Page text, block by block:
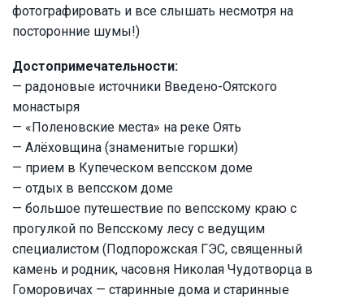
фотографировать и все слышать несмотря на
посторонние шумы!)
Достопримечательности:
— радоновые источники Введено-Оятского
монастыря
— «Поленовские места» на реке Оять
— Алёховщина (знаменитые горшки)
— прием в Купеческом вепсском доме
— отдых в вепсском доме
— большое путешествие по вепсскому краю с
прогулкой по Вепсскому лесу с ведущим
специалистом (Подпорожская ГЭС, священный
камень и родник, часовня Николая Чудотворца в
Гоморовичах — старинные дома и старинные